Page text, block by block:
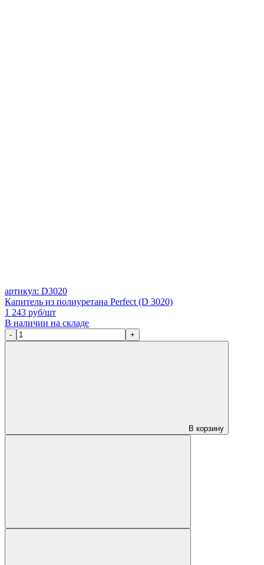
артикул: D3020
Капитель из полиуретана Perfect (D 3020)
1 243 руб/шт
В наличии на складе
- +
В корзину